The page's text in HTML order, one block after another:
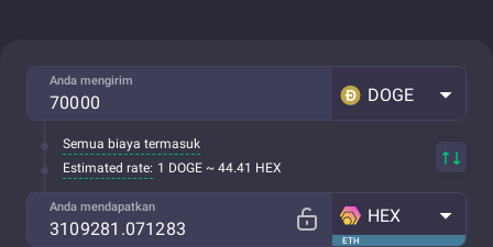
Anda mengirim
DOGE
Semua biaya termasuk
Estimated rate: 1 DOGE ~ 44.41 HEX
Anda mendapatkan
ETH
HEX